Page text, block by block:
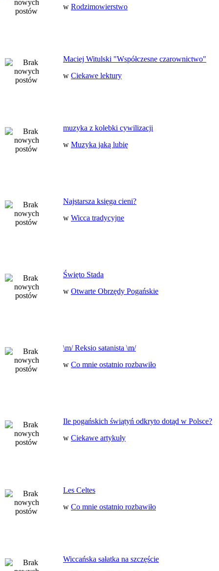
w Rodzimowierstwo
Maciej Witulski "Współczesne czarownictwo"
w Ciekawe lektury
muzyka z kolebki cywilizacji
w Muzyka jaką lubię
Najstarsza księga cieni?
w Wicca tradycyjne
Święto Stada
w Otwarte Obrzędy Pogańskie
\m/ Reksio satanista \m/
w Co mnie ostatnio rozbawiło
Ile pogańskich świątyń odkryto dotąd w Polsce?
w Ciekawe artykuły
Les Celtes
w Co mnie ostatnio rozbawiło
Wiccańska sałatka na szczęście